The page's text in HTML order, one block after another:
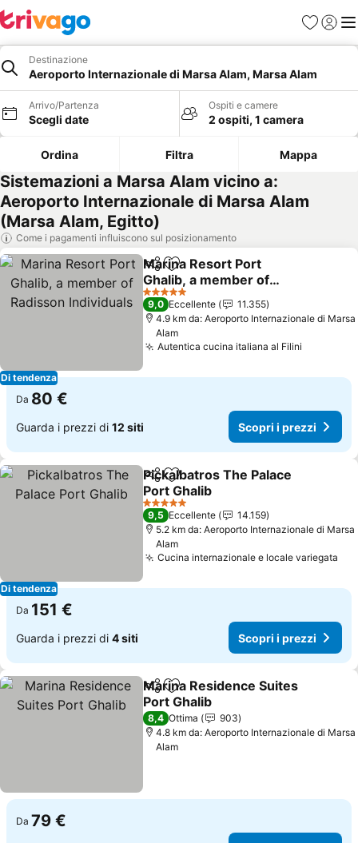
PreferitiAccedi
Destinazione
Aeroporto Internazionale di Marsa Alam, Marsa Alam
Arrivo/Partenza
Scegli date
Ospiti e camere
2 ospiti, 1 camera
Ordina Filtra Mappa
Sistemazioni a Marsa Alam vicino a:
Aeroporto Internazionale di Marsa Alam
(Marsa Alam, Egitto)
Come i pagamenti influiscono sul posizionamento
Di tendenza
CondividiAggiungi ai preferiti
Marina Resort Port
Ghalib, a member of
Radisson Individuals
Scopri i prezzi
5 Stelle
9,0 Eccellente
11.355
4.9 km da: Aeroporto Internazionale di Marsa
Alam
Autentica cucina italiana al Filini
Da 80 €
Guarda i prezzi di 12 siti Scopri i prezzi
Di tendenza
CondividiAggiungi ai preferiti
Pickalbatros The Palace
Port Ghalib
Scopri i prezzi
5 Stelle
9,5 Eccellente
14.159
5.2 km da: Aeroporto Internazionale di Marsa
Alam
Cucina internazionale e locale variegata
Da 151 €
Guarda i prezzi di 4 siti Scopri i prezzi
CondividiAggiungi ai preferiti
Marina Residence Suites
Port Ghalib
Scopri i prezzi
8,4 Ottima
903
4.8 km da: Aeroporto Internazionale di Marsa
Alam
Da 79 €